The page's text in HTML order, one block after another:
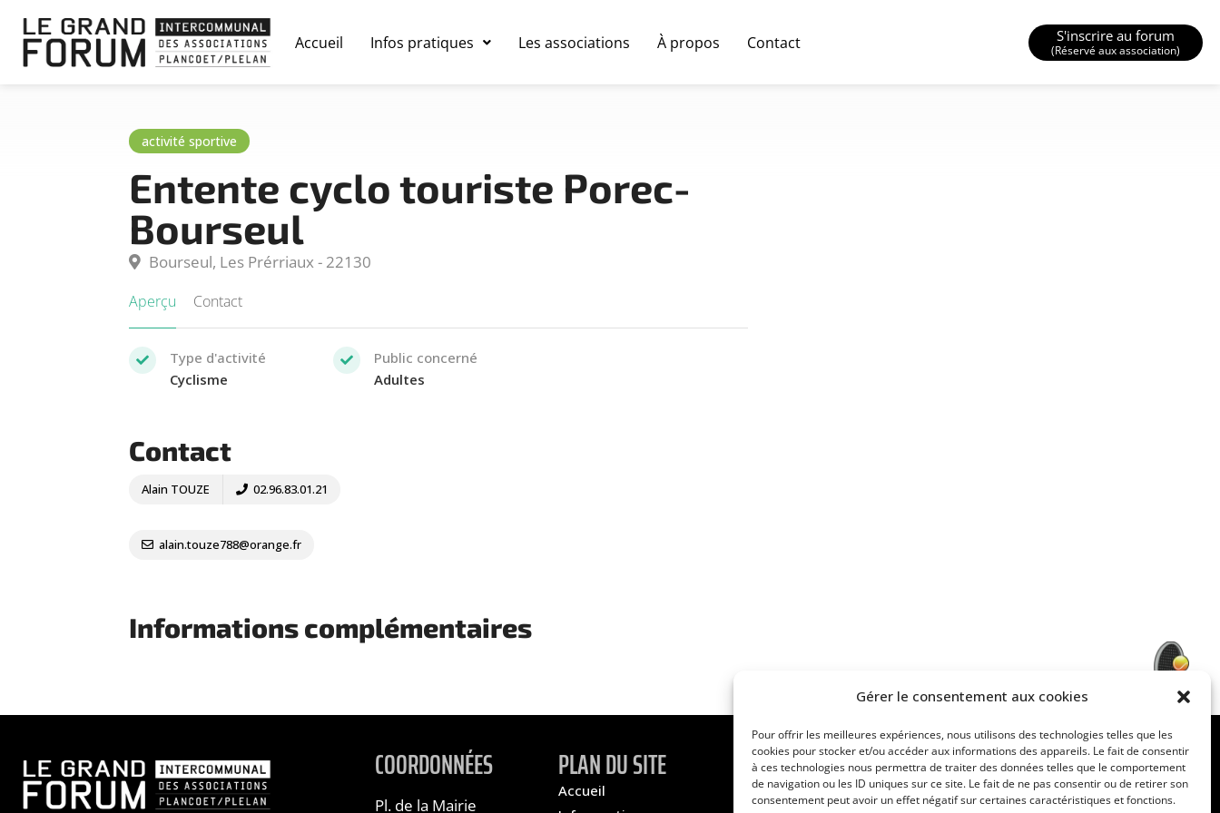
Gérer le consentement aux cookies
Pour offrir les meilleures expériences, nous utilisons des technologies telles que les
cookies pour stocker et/ou accéder aux informations des appareils. Le fait de consentir
à ces technologies nous permettra de traiter des données telles que le comportement
de navigation ou les ID uniques sur ce site. Le fait de ne pas consentir ou de retirer son
consentement peut avoir un effet négatif sur certaines caractéristiques et fonctions.
Accueil Infos pratiques Les associations À propos Contact S'inscrire au forum
(Réservé aux association)
activité sportive
Entente cyclo touriste Porec-
Bourseul
Bourseul, Les Prérriaux - 22130
Aperçu Contact
Type d'activité
Cyclisme
Public concerné
Adultes
Contact
Alain TOUZE 02.96.83.01.21
alain.touze788@orange.fr
Informations complémentaires
COORDONNÉES
Pl. de la Mairie
PLAN DU SITE
Accueil
À propos